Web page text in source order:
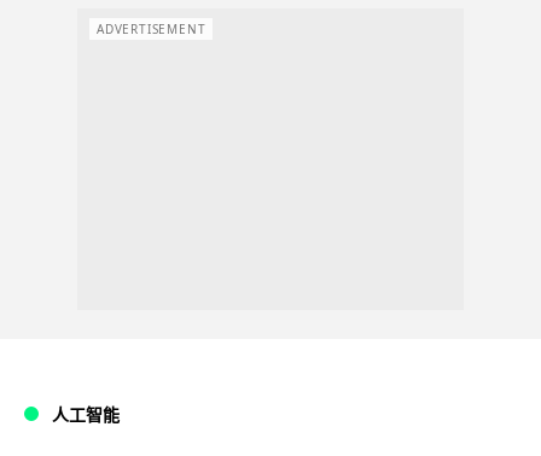
ADVERTISEMENT
人工智能